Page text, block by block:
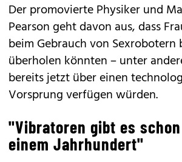
Der promovierte Physiker und
Pearson geht davon aus, dass
beim Gebrauch von Sexrobotern
überholen könnten – unter
bereits jetzt über einen
Vorsprung verfügen würden.
"Vibratoren gibt es
einem Jahrhundert"